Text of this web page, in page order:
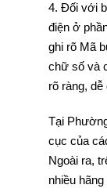
4. Đối với
điện ở
ghi rõ Mã
chữ số và
rõ ràng,
Tại
cục của
Ngoài ra,
nhiều